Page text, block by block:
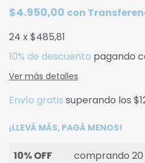
$4.950,00 con
24 x$485,81
10% de descuento pagando
Ver más detalles
Envío gratis superando los
¡LLEVÁ MÁS, PAGÁ MENOS!
10% OFF
comprando 20